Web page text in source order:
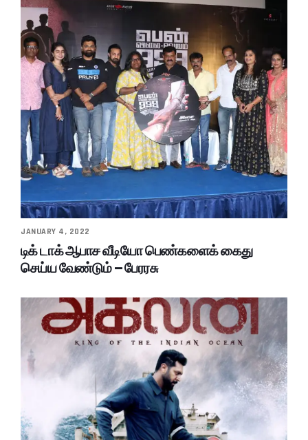
JANUARY 4, 2022
டிக் டாக் ஆபாச வீடியோ பெண்களைக் கைது
செய்ய வேண்டும் – பேரரசு